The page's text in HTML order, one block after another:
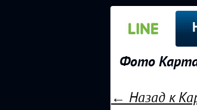
Фото
← Назад к